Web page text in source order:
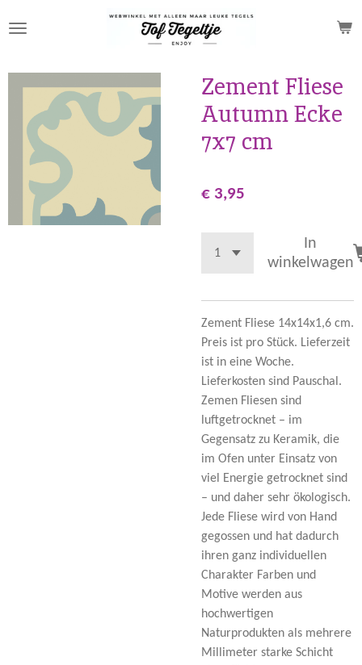
direct
de
hoofdinhoud
Zement Fliese
Autumn Ecke
7x7 cm
€ 3,95
In
winkelwagen
Zement Fliese 14x14x1,6 cm.
Preis ist pro Stück. Lieferzeit
ist in eine Woche.
Lieferkosten sind Pauschal.
Zemen Fliesen sind
luftgetrocknet – im
Gegensatz zu Keramik, die
im Ofen unter Einsatz von
viel Energie getrocknet sind
– und daher sehr ökologisch.
Jede Fliese wird von Hand
gegossen und hat dadurch
ihren ganz individuellen
Charakter Farben und
Motive werden aus
hochwertigen
Naturprodukten als mehrere
Millimeter starke Schicht